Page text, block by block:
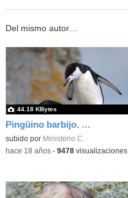
Del mismo autor…
Pingüino barbijo. El pingüino de MAX 4.0
subido por Ministerio C.
44.18 KBytes
-hace 18 años- 9478visualizaciones